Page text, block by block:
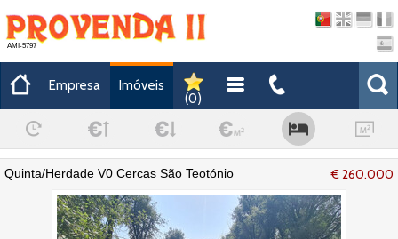
AMI-5797
Empresa
Imóveis
(0)
€ 260.000
Quinta/Herdade V0 Cercas São Teotónio